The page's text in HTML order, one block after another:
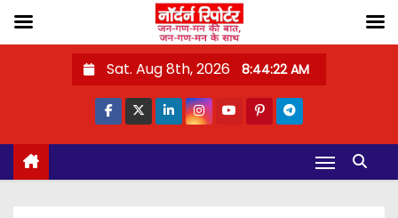
o
Sat. Aug 8th, 2026 8:44:23 AM